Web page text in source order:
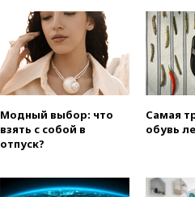
Модный выбор: что
взять с собой в
отпуск?
Самая
обувь